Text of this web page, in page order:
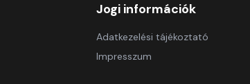
Jogi információk
Adatkezelési tájékoztató
Impresszum